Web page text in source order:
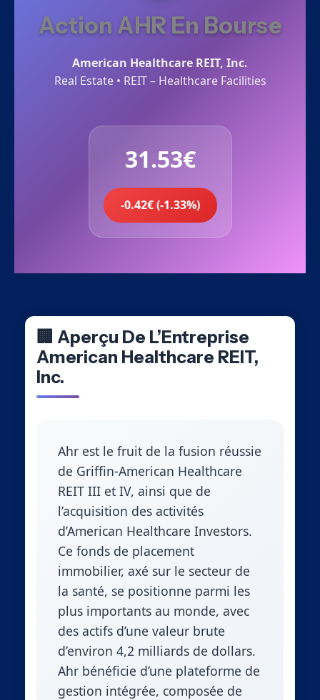
Action AHR En Bourse
American Healthcare REIT, Inc.
Real Estate • REIT – Healthcare Facilities
31.53€
-0.42€ (-1.33%)
🏢 Aperçu De L’Entreprise
American Healthcare REIT,
Inc.
Ahr est le fruit de la fusion réussie
de Griffin-American Healthcare
REIT III et IV, ainsi que de
l’acquisition des activités
d’American Healthcare Investors.
Ce fonds de placement
immobilier, axé sur le secteur de
la santé, se positionne parmi les
plus importants au monde, avec
des actifs d’une valeur brute
d’environ 4,2 milliards de dollars.
Ahr bénéficie d’une plateforme de
gestion intégrée, composée de